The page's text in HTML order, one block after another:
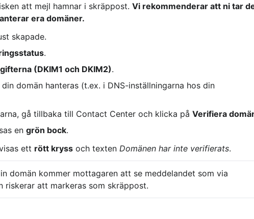
att mejl hamnar i skräppost. Vi rekommenderar att ni tar
era domäner.
skapade.
.
(DKIM1 och DKIM2).
domän hanteras (t.ex. i DNS-inställningarna hos din
gå tillbaka till Contact Center och klicka på Verifiera
en grön bock.
ett rött kryss och texten Domänen har inte verifierats.
domän kommer mottagaren att se meddelandet som via
riskerar att markeras som skräppost.